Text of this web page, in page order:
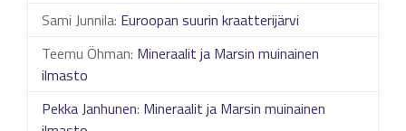
Sami Junnila: Euroopan suurin kraatterijärvi
Teemu Öhman: Mineraalit ja Marsin muinainen
ilmasto
Pekka Janhunen: Mineraalit ja Marsin muinainen